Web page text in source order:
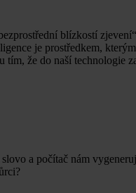
blízkostí
je prostředkem,
že do naší technologie
a počítač nám